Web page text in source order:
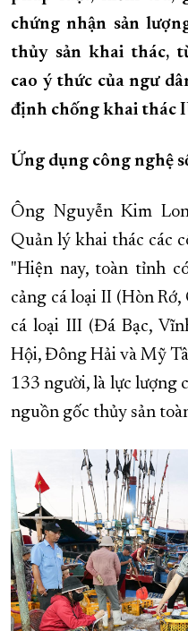
chứng nhận sản
thủy sản khai thác,
cao ý thức của ngư
định chống khai thác
Ứng dụng công nghệ
Ông Nguyễn Kim
Quản lý khai thác các
"Hiện nay, toàn tỉnh
cảng cáloại II (Hòn Rớ,
cáloại III(Đá Bạc,
Hội, Đông Hải và Mỹ
133 người, là lực lượng
nguồn gốc thủy sản